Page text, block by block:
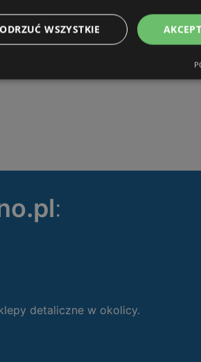
:
detaliczne w okolicy.
ODRZUĆ WSZYSTKIE